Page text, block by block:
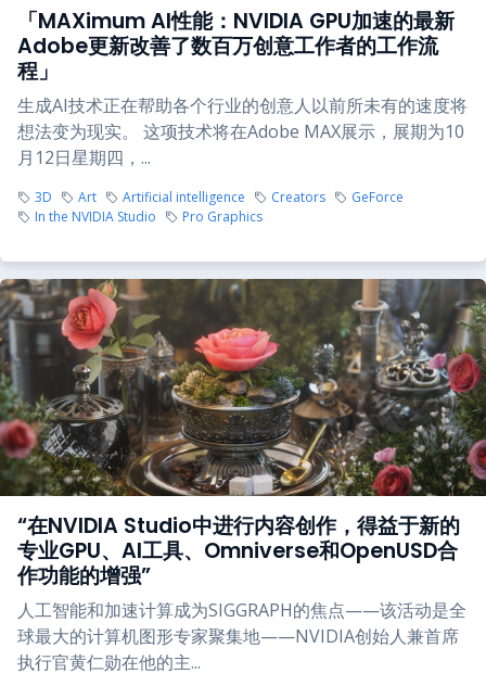
「MAXimum AI性能：NVIDIA GPU加速的最新
Adobe更新改善了数百万创意工作者的工作流
程」
生成AI技术正在帮助各个行业的创意人以前所未有的速度将
想法变为现实。 这项技术将在Adobe MAX展示，展期为10
月12日星期四，...
3D Art Artificial intelligence Creators
GeForce
In the NVIDIA Studio
Pro Graphics
“在NVIDIA Studio中进行内容创作，得益于新的
专业GPU、AI工具、Omniverse和OpenUSD合
作功能的增强”
人工智能和加速计算成为SIGGRAPH的焦点——该活动是全
球最大的计算机图形专家聚集地——NVIDIA创始人兼首席
执行官黄仁勋在他的主...